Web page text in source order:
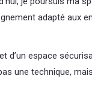
adapté aux
d’un espace
une technique,